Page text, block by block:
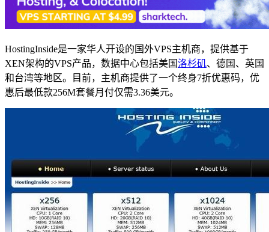
HostingInside是一家华人开设的国外VPS主机商，提供基于
XEN架构的VPS产品，数据中心包括美国洛杉矶、德国、英国
和台湾等地区。目前，主机商提供了一个终身7折优惠码，优
惠后最低款256M套餐月付仅需3.36美元。